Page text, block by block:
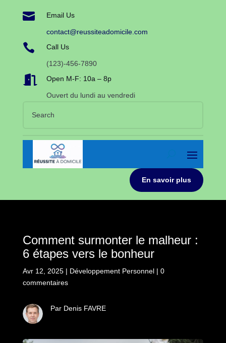
 Email Us
contact@reussiteadomicile.com
 Call Us
(123)-456-7890
 Open M-F: 10a – 8p
Ouvert du lundi au vendredi
En savoir plus
Comment surmonter le malheur :
6 étapes vers le bonheur
Avr 12, 2025| Développement Personnel| 0
commentaires
Par Denis FAVRE